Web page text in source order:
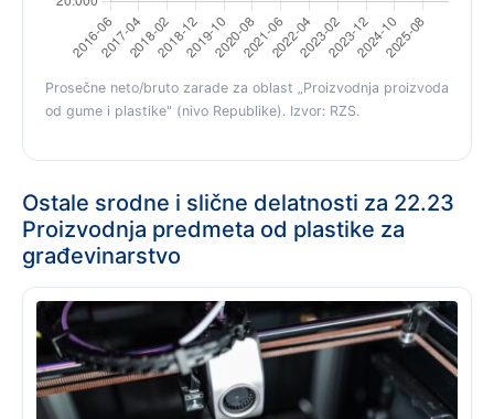
Prosečne neto/bruto zarade za oblast „Proizvodnja proizvoda
od gume i plastike" (nivo Republike). Izvor: RZS.
Ostale srodne i slične delatnosti za 22.23
Proizvodnja predmeta od plastike za
građevinarstvo